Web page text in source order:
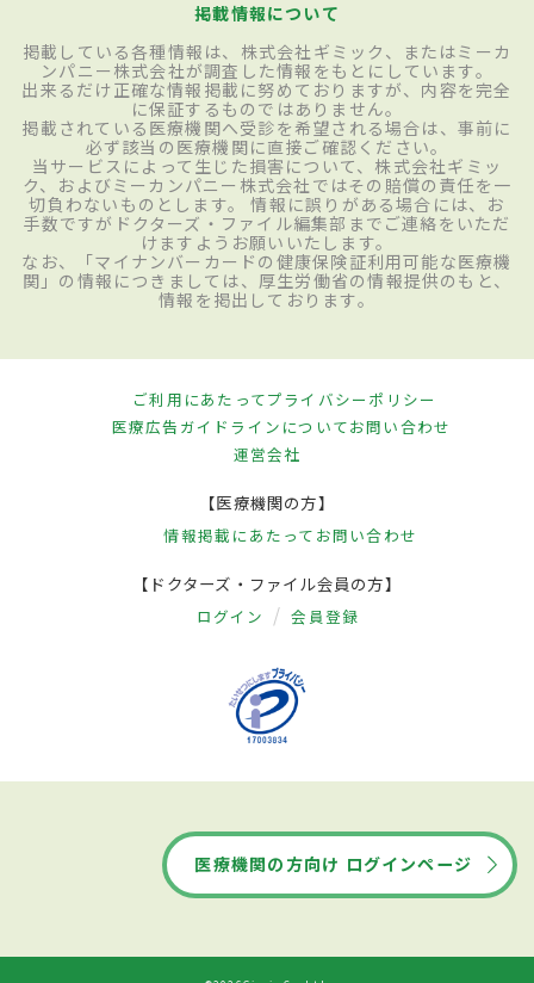
掲載情報について
掲載している各種情報は、株式会社ギミック、またはミーカ
ンパニー株式会社が調査した情報をもとにしています。
出来るだけ正確な情報掲載に努めておりますが、内容を完全
に保証するものではありません。
掲載されている医療機関へ受診を希望される場合は、事前に
必ず該当の医療機関に直接ご確認ください。
当サービスによって生じた損害について、株式会社ギミッ
ク、およびミーカンパニー株式会社ではその賠償の責任を一
切負わないものとします。 情報に誤りがある場合には、お
手数ですがドクターズ・ファイル編集部までご連絡をいただ
けますようお願いいたします。
なお、「マイナンバーカードの健康保険証利用可能な医療機
関」の情報につきましては、厚生労働省の情報提供のもと、
情報を掲出しております。
ご利用にあたってプライバシーポリシー
医療広告ガイドラインについてお問い合わせ
運営会社
【医療機関の方】
情報掲載にあたって お問い合わせ
【ドクターズ・ファイル会員の方】
ログイン 会員登録
医療機関の方向け ログインページ